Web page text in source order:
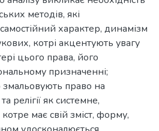
методів, які
характер, динамізм
котрі акцентують увагу
цього права, його
призначенні;
право на
релігії як системне,
має свій зміст, форму,